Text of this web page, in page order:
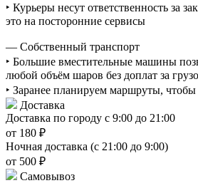
‣ Курьеры несут ответственность за
это на посторонние сервисы
— Собственный транспорт
‣ Большие вместительные машины
любой объём шаров без доплат за
‣ Заранее планируем маршруты,
Доставка
Доставка по городу с 9:00 до 21:00
от 180 ₽
Ночная доставка (с 21:00 до 9:00)
от 500 ₽
Самовывоз